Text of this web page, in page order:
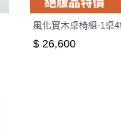
風化實木桌椅組-1桌4
$ 26,600